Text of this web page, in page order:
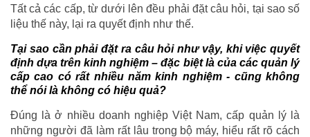
Tất cả các cấp, từ dưới lên đều phải đặt câu hỏi, tại sao số
liệu thế này, lại ra quyết định như thế.
Tại sao cần phải đặt ra câu hỏi như vậy, khi việc quyết
định dựa trên kinh nghiệm – đặc biệt là của các quản lý
cấp cao có rất nhiều năm kinh nghiệm - cũng không
thể nói là không có hiệu quả?
Đúng là ở nhiều doanh nghiệp Việt Nam, cấp quản lý là
những người đã làm rất lâu trong bộ máy, hiểu rất rõ cách